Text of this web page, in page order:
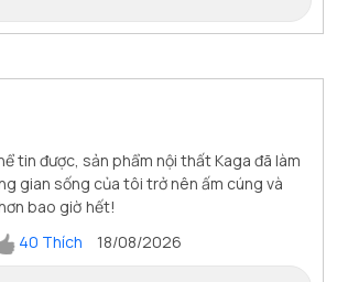
tin được, sản phẩm nội thất Kaga đã làm
gian sống của tôi trở nên ấm cúng và
bao giờ hết!
40 Thích 18/08/2026